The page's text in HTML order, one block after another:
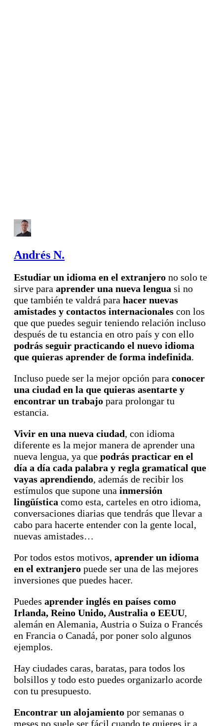
Andrés N.
Estudiar un idioma en el extranjero no solo te
sirve para aprender una nueva lengua si no
que también te valdrá para hacer nuevas
amistades y contactos internacionales con los
que que puedes seguir teniendo relación incluso
después de tu estancia en otro país y con ello
podrás seguir practicando el nuevo idioma
que quieras aprender de forma indefinida.
Incluso puede ser la mejor opción para conocer
una ciudad en la que quieras asentarte y
encontrar un trabajo para prolongar tu
estancia.
Vivir en una nueva ciudad, con idioma
diferente es la mejor manera de aprender una
nueva lengua, ya que podrás practicar en el
día a día cada palabra y regla gramatical que
vayas aprendiendo, además de recibir los
estímulos que supone una inmersión
lingüística como esta, carteles en otro idioma,
conversaciones diarias que tendrás que llevar a
cabo para hacerte entender con la gente local,
nuevas amistades…
Por todos estos motivos, aprender un idioma
en el extranjero puede ser una de las mejores
inversiones que puedes hacer.
Puedes aprender inglés en países como
Irlanda, Reino Unido, Australia o EEUU,
alemán en Alemania, Austria o Suiza o Francés
en Francia o Canadá, por poner solo algunos
ejemplos.
Hay ciudades caras, baratas, para todos los
bolsillos y todo esto puedes organizarlo acorde
con tu presupuesto.
Encontrar un alojamiento por semanas o
meses no suele ser fácil cuando te quieres ir a